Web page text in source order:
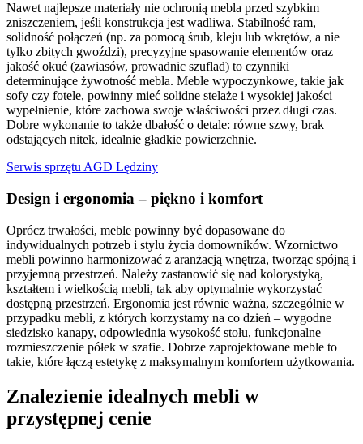
Nawet najlepsze materiały nie ochronią mebla przed szybkim
zniszczeniem, jeśli konstrukcja jest wadliwa. Stabilność ram,
solidność połączeń (np. za pomocą śrub, kleju lub wkrętów, a nie
tylko zbitych gwoździ), precyzyjne spasowanie elementów oraz
jakość okuć (zawiasów, prowadnic szuflad) to czynniki
determinujące żywotność mebla. Meble wypoczynkowe, takie jak
sofy czy fotele, powinny mieć solidne stelaże i wysokiej jakości
wypełnienie, które zachowa swoje właściwości przez długi czas.
Dobre wykonanie to także dbałość o detale: równe szwy, brak
odstających nitek, idealnie gładkie powierzchnie.
Serwis sprzętu AGD Lędziny
Design i ergonomia – piękno i komfort
Oprócz trwałości, meble powinny być dopasowane do
indywidualnych potrzeb i stylu życia domowników. Wzornictwo
mebli powinno harmonizować z aranżacją wnętrza, tworząc spójną i
przyjemną przestrzeń. Należy zastanowić się nad kolorystyką,
kształtem i wielkością mebli, tak aby optymalnie wykorzystać
dostępną przestrzeń. Ergonomia jest równie ważna, szczególnie w
przypadku mebli, z których korzystamy na co dzień – wygodne
siedzisko kanapy, odpowiednia wysokość stołu, funkcjonalne
rozmieszczenie półek w szafie. Dobrze zaprojektowane meble to
takie, które łączą estetykę z maksymalnym komfortem użytkowania.
Znalezienie idealnych mebli w
przystępnej cenie